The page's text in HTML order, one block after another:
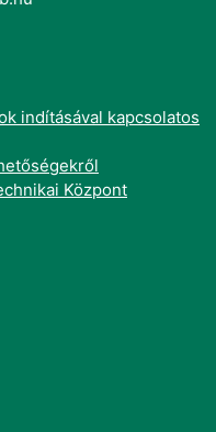
indításával kapcsolatos
Központ